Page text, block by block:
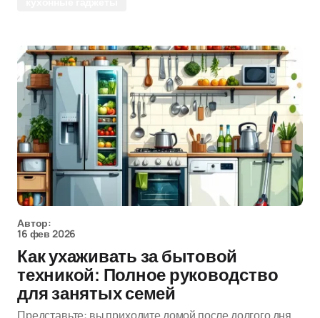
Автор:
16 фев 2026
Как ухаживать за бытовой
техникой: Полное руководство
для занятых семей